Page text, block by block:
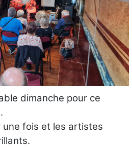
dimanche pour ce
une fois et les artistes